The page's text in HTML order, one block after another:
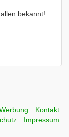
bekannt!
Werbung
Kontakt
Impressum